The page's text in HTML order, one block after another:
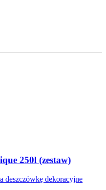
250l (zestaw)
deszczówkę dekoracyjne